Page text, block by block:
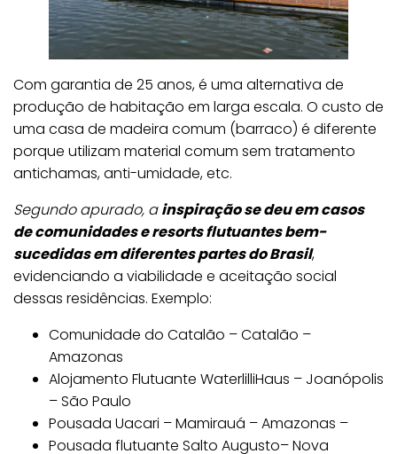
Com garantia de 25 anos, é uma alternativa de
produção de habitação em larga escala. O custo de
uma casa de madeira comum (barraco) é diferente
porque utilizam material comum sem tratamento
antichamas, anti-umidade, etc.
Segundo apurado, ainspiração se deu em casos
de comunidades e resorts flutuantes bem-
sucedidas em diferentes partes do Brasil,
evidenciando a viabilidade e aceitação social
dessas residências. Exemplo:
Comunidade do Catalão – Catalão –
Amazonas
Alojamento Flutuante WaterlilliHaus – Joanópolis
– São Paulo
Pousada Uacari – Mamirauá – Amazonas –
Pousada flutuante Salto Augusto– Nova